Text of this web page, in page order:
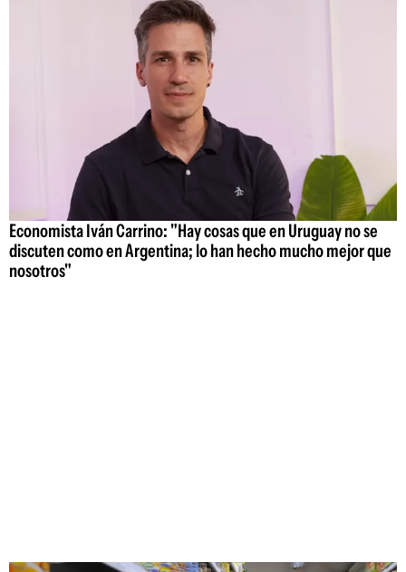
Economista Iván Carrino: "Hay cosas que en Uruguay no se
discuten como en Argentina; lo han hecho mucho mejor que
nosotros"